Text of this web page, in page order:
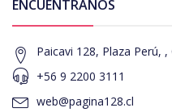
ENCUÉNTRANOS
Paicavi 128, Plaza Perú,
+56 9 2200 3111
web@pagina128.cl